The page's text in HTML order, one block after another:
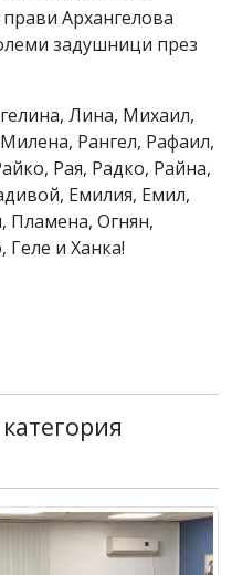
прави Архангелова
задушници през
Лина, Михаил,
Рангел, Рафаил,
Рая, Радко, Райна,
Емилия, Емил,
Пламена, Огнян,
и Ханка!